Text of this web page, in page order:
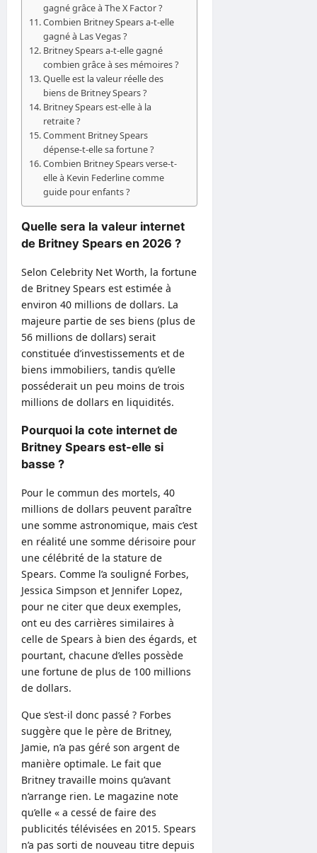
gagné grâce à The X Factor ?
Combien Britney Spears a-t-elle
gagné à Las Vegas ?
Britney Spears a-t-elle gagné
combien grâce à ses mémoires ?
Quelle est la valeur réelle des
biens de Britney Spears ?
Britney Spears est-elle à la
retraite ?
Comment Britney Spears
dépense-t-elle sa fortune ?
Combien Britney Spears verse-t-
elle à Kevin Federline comme
guide pour enfants ?
Quelle sera la valeur internet
de Britney Spears en 2026 ?
Selon Celebrity Net Worth, la fortune
de Britney Spears est estimée à
environ 40 millions de dollars. La
majeure partie de ses biens (plus de
56 millions de dollars) serait
constituée d’investissements et de
biens immobiliers, tandis qu’elle
posséderait un peu moins de trois
millions de dollars en liquidités.
Pourquoi la cote internet de
Britney Spears est-elle si
basse ?
Pour le commun des mortels, 40
millions de dollars peuvent paraître
une somme astronomique, mais c’est
en réalité une somme dérisoire pour
une célébrité de la stature de
Spears. Comme l’a souligné Forbes,
Jessica Simpson et Jennifer Lopez,
pour ne citer que deux exemples,
ont eu des carrières similaires à
celle de Spears à bien des égards, et
pourtant, chacune d’elles possède
une fortune de plus de 100 millions
de dollars.
Que s’est-il donc passé ? Forbes
suggère que le père de Britney,
Jamie, n’a pas géré son argent de
manière optimale. Le fait que
Britney travaille moins qu’avant
n’arrange rien. Le magazine note
qu’elle « a cessé de faire des
publicités télévisées en 2015. Spears
n’a pas sorti de nouveau titre depuis